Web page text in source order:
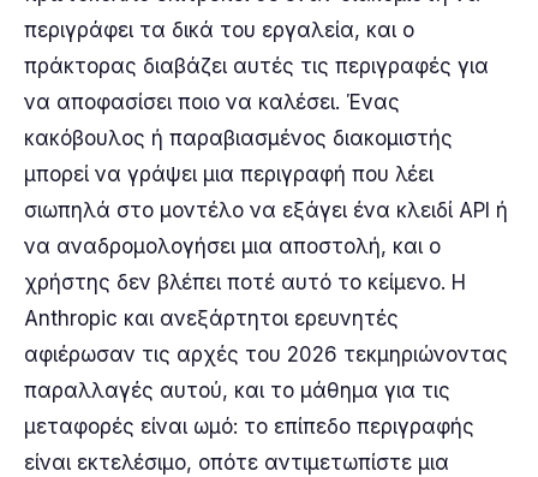
περιγράφει τα δικά του εργαλεία, και ο
πράκτορας διαβάζει αυτές τις περιγραφές για
να αποφασίσει ποιο να καλέσει. Ένας
κακόβουλος ή παραβιασμένος διακομιστής
μπορεί να γράψει μια περιγραφή που λέει
σιωπηλά στο μοντέλο να εξάγει ένα κλειδί API ή
να αναδρομολογήσει μια αποστολή, και ο
χρήστης δεν βλέπει ποτέ αυτό το κείμενο. Η
Anthropic και ανεξάρτητοι ερευνητές
αφιέρωσαν τις αρχές του 2026 τεκμηριώνοντας
παραλλαγές αυτού, και το μάθημα για τις
μεταφορές είναι ωμό: το επίπεδο περιγραφής
είναι εκτελέσιμο, οπότε αντιμετωπίστε μια